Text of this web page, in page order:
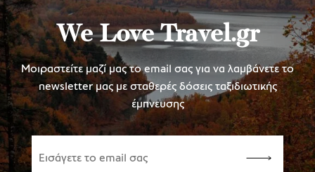
We Love Travel.gr
Μοιραστείτε μαζί μας το email σας για να λαμβάνετε το
newsletter μας με σταθερές δόσεις ταξιδιωτικής
έμπνευσης